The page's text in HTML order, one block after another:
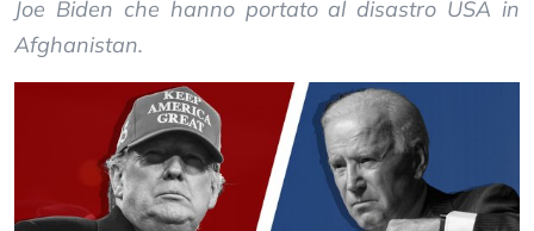
Joe Biden che hanno portato al disastro USA in
Afghanistan.